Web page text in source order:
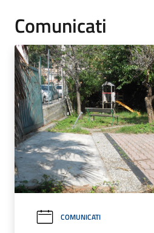
Comunicati
COMUNICATI